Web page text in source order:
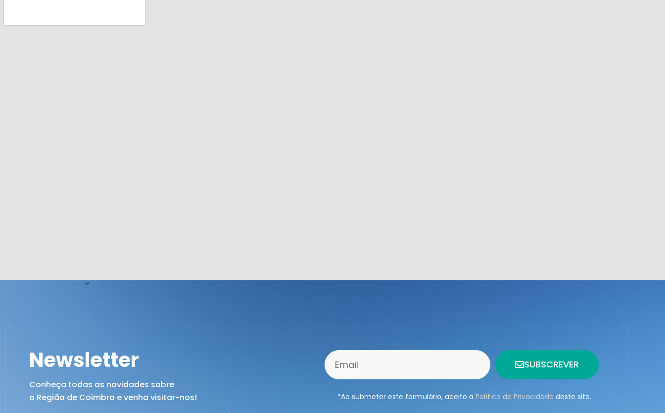
Newsletter
Conheça todas as novidades sobre
a Região de Coimbra e venha visitar-nos!
SUBSCREVER
*Ao submeter este formulário, aceito a Política de Privacidade deste site.